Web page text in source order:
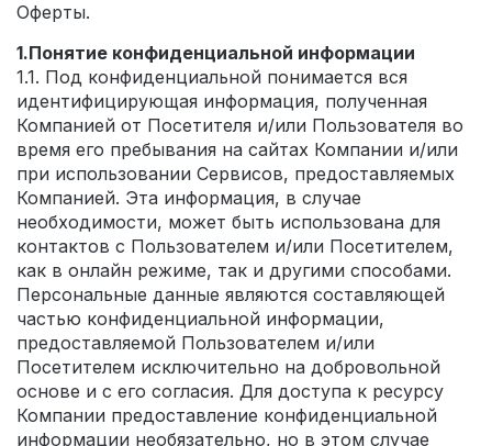
Оферты.
1.Понятие конфиденциальной информации
1.1. Под конфиденциальной понимается вся
идентифицирующая информация, полученная
Компанией от Посетителя и/или Пользователя во
время его пребывания на сайтах Компании и/или
при использовании Сервисов, предоставляемых
Компанией. Эта информация, в случае
необходимости, может быть использована для
контактов с Пользователем и/или Посетителем,
как в онлайн режиме, так и другими способами.
Персональные данные являются составляющей
частью конфиденциальной информации,
предоставляемой Пользователем и/или
Посетителем исключительно на добровольной
основе и с его согласия. Для доступа к ресурсу
Компании предоставление конфиденциальной
информации необязательно, но в этом случае